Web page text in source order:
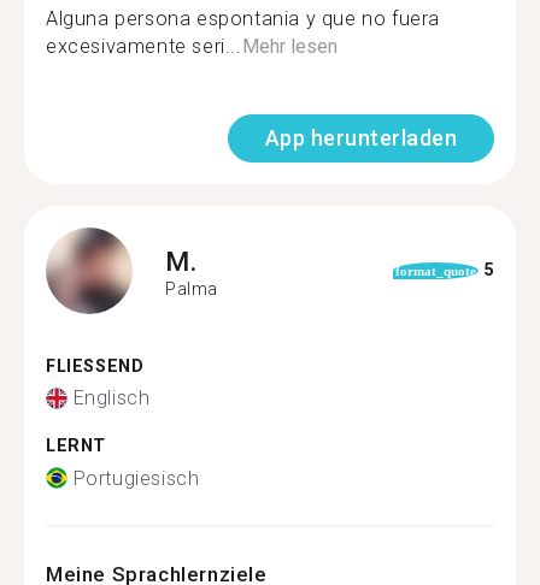
Alguna persona espontania y que no fuera
excesivamente seri... Mehr lesen
App herunterladen
M.
Palma
format_quote 5
FLIESSEND
Englisch
LERNT
Portugiesisch
Meine Sprachlernziele